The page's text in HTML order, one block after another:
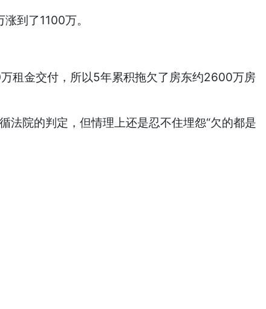
到了1100万。
租金交付，所以5年累积拖欠了房东约2600万房
法院的判定，但情理上还是忍不住埋怨“欠的都是